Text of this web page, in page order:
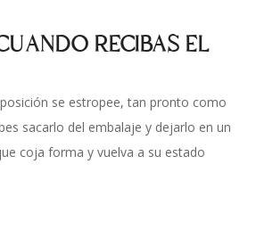
RECIBAS EL
se estropee, tan pronto como
sacarlo del embalaje y dejarlo en un
coja forma y vuelva a su estado